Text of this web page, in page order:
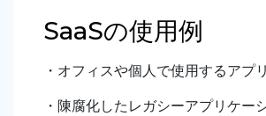
SaaSの使用例
・オフィスや個人で使用するアプ
・陳腐化したレガシーアプリケー